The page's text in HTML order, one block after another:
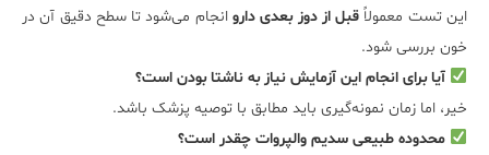
این تست معمولاً قبل از دوز بعدی دارو انجام می‌شود تا سطح دقیق آن در
خون بررسی شود.
آیا برای انجام این آزمایش نیاز به ناشتا بودن است؟
خیر، اما زمان نمونه‌گیری باید مطابق با توصیه پزشک باشد.
محدوده طبیعی سدیم والپروات چقدر است؟